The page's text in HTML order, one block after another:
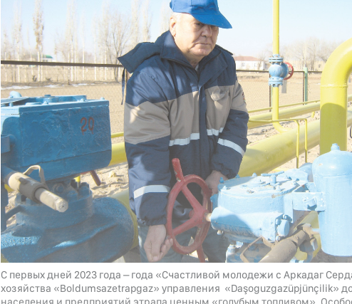
С первых дней 2023 года – года «Счастливой молодежи с Аркадаг
хозяйства «Boldumsazetrapgaz» управления «Daşoguzgazüpjünçilik»